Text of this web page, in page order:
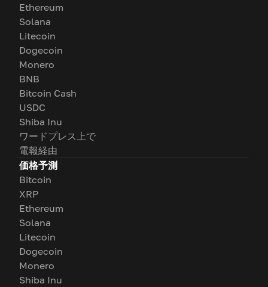
Ethereum
Solana
Litecoin
Dogecoin
Monero
BNB
Bitcoin Cash
USDC
Shiba Inu
ワードプレス上で
電報経由
価格予測
Bitcoin
XRP
Ethereum
Solana
Litecoin
Dogecoin
Monero
Shiba Inu